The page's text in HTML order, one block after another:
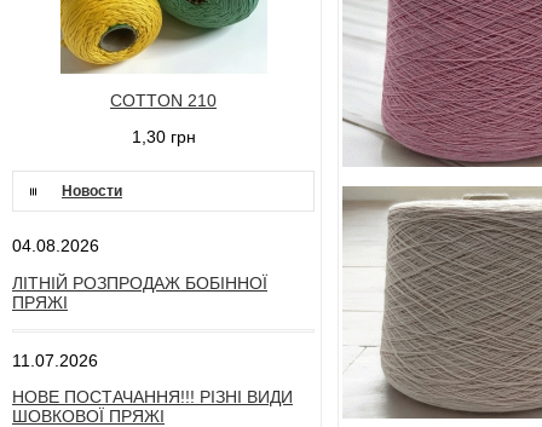
COTTON 210
1,30 грн
Новости
04.08.2026
ЛІТНІЙ РОЗПРОДАЖ БОБІННОЇ
ПРЯЖІ
11.07.2026
НОВЕ ПОСТАЧАННЯ!!! РІЗНІ ВИДИ
ШОВКОВОЇ ПРЯЖІ